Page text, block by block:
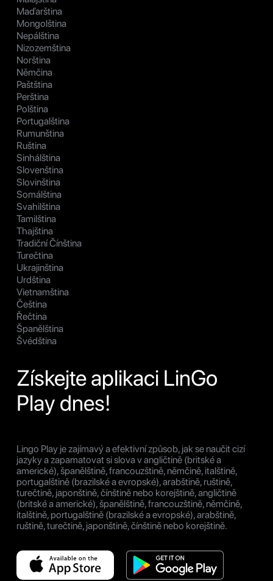
Maďarština
Mongolština
Nepálština
Nizozemština
Norština
Němčina
Paštština
Perština
Polština
Portugalština
Rumunština
Ruština
Sinhálština
Slovenština
Slovinština
Somálština
Svahilština
Tamilština
Thajština
Tradiční Čínština
Turečtina
Ukrajinština
Urdština
Vietnamština
Čeština
Řečtina
Španělština
Švédština
Získejte aplikaci LinGo
Play dnes!
Lingo Play je zajímavý a efektivní způsob, jak se naučit cizí
jazyky a zapamatovat si slova v angličtině (britské a
americké), španělštině, francouzštině, němčině, italštině,
portugalštině (brazilské a evropské), arabštině, ruštině,
turečtině, japonštině, čínštině nebo korejštině, angličtině
(britské a americké), španělštině, francouzštině, němčině,
italštině, portugalštině (brazilské a evropské), arabštině,
ruštině, turečtině, japonštině, čínštině nebo korejštině.